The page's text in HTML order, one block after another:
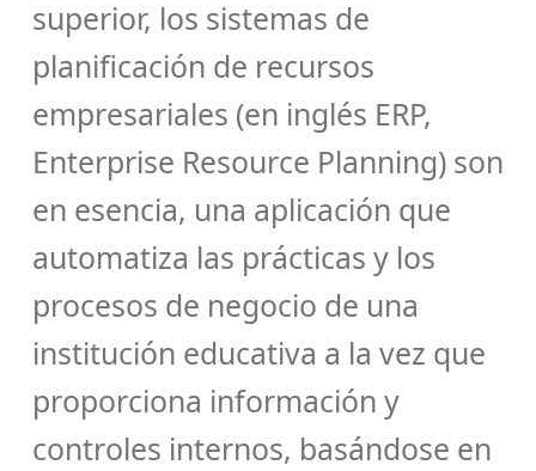
superior, los sistemas de
planificación de recursos
empresariales (en inglés ERP,
Enterprise Resource Planning) son
en esencia, una aplicación que
automatiza las prácticas y los
procesos de negocio de una
institución educativa a la vez que
proporciona información y
controles internos, basándose en